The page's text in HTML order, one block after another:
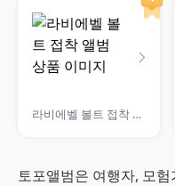
라비에벨 볼트 접착 앨범
토포앨범은 여행자, 모